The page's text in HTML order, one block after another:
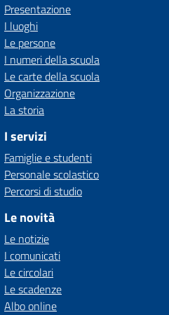
Presentazione
I luoghi
Le persone
I numeri della scuola
Le carte della scuola
Organizzazione
La storia
I servizi
Famiglie e studenti
Personale scolastico
Percorsi di studio
Le novità
Le notizie
I comunicati
Le circolari
Le scadenze
Albo online